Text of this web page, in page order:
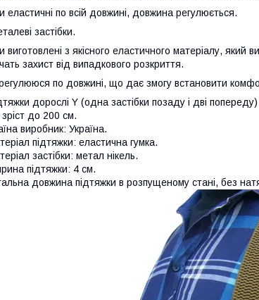
еластичні по всій довжині, довжина регулюється.
застібки.
виготовлені з якісного еластичного матеріалу, який
захист від випадкового розкриття.
регулююся по довжині, що дає змогу встановити
дорослі Y (одна застібки позаду і дві попереду)
до 200 см.
виробник: Україна.
підтяжки: еластична гумка.
застібки: метал нікель.
підтяжки: 4 см.
довжина підтяжки в розпущеному стані, без